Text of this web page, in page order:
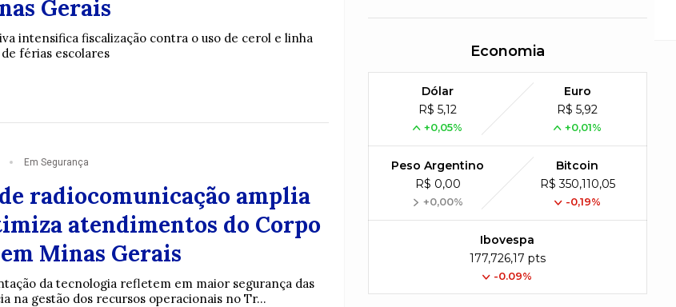
Gerais
intensifica fiscalização contra o uso de cerol e linha
férias escolares
Em Segurança
radiocomunicação amplia
atendimentos do Corpo
Minas Gerais
da tecnologia refletem em maior segurança das
na gestão dos recursos operacionais no Tr...
Economia
Dólar
R$ 5,12
+0,05%
Euro
R$ 5,92
+0,01%
Peso Argentino
R$ 0,00
+0,00%
Bitcoin
R$ 350,110,05
-0,19%
Ibovespa
177,726,17 pts
-0.09%